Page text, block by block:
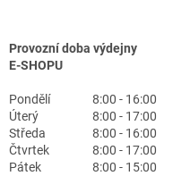
Provozní doba výdejny
E-SHOPU
Pondělí
8:00 - 16:00
Úterý
8:00 - 17:00
Středa
8:00 - 16:00
Čtvrtek
8:00 - 17:00
Pátek
8:00 - 15:00